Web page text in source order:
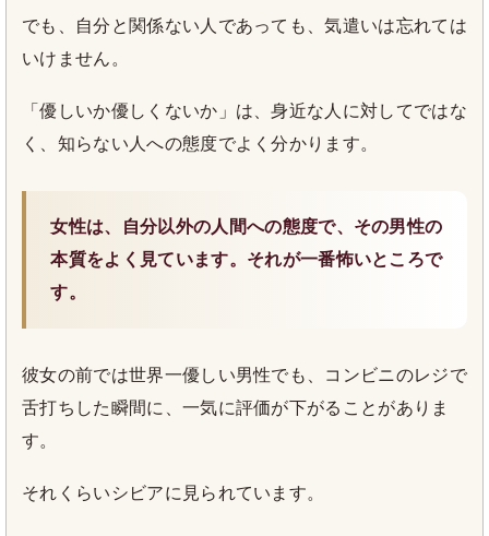
でも、自分と関係ない人であっても、気遣いは忘れては
いけません。
「優しいか優しくないか」は、身近な人に対してではな
く、知らない人への態度でよく分かります。
女性は、自分以外の人間への態度で、その男性の
本質をよく見ています。それが一番怖いところで
す。
彼女の前では世界一優しい男性でも、コンビニのレジで
舌打ちした瞬間に、一気に評価が下がることがありま
す。
それくらいシビアに見られています。